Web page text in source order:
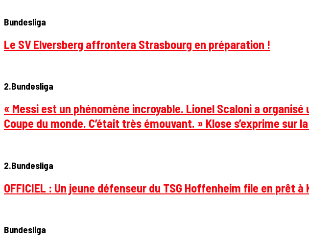
Bundesliga
Le SV Elversberg affrontera Strasbourg en préparation !
2.Bundesliga
« Messi est un phénomène incroyable. Lionel Scaloni a
Coupe du monde. C’était très émouvant. » Klose s’exprime sur
2.Bundesliga
OFFICIEL : Un jeune défenseur du TSG Hoffenheim file en prêt
Bundesliga